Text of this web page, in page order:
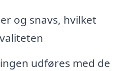
og snavs, hvilket
udføres med de